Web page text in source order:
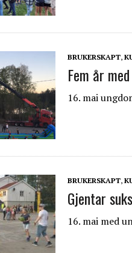
BRUKERSKAPT,
Fem år
16. mai
BRUKERSKAPT,
Gjentar
16. mai med